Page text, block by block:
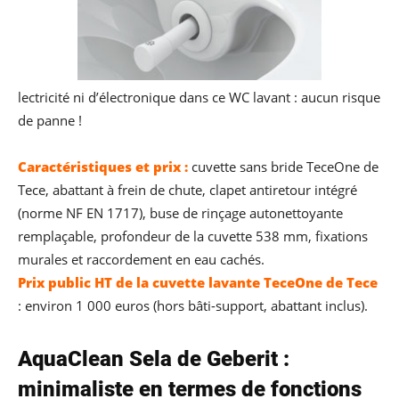
lectricité ni d’électronique dans ce WC lavant : aucun risque
de panne !
Caractéristiques et prix : cuvette sans bride TeceOne de
Tece, abattant à frein de chute, clapet antiretour intégré
(norme NF EN 1717), buse de rinçage autonettoyante
remplaçable, profondeur de la cuvette 538 mm, fixations
murales et raccordement en eau cachés.
Prix public HT de la cuvette lavante TeceOne de Tece
: environ 1 000 euros (hors bâti-support, abattant inclus).
AquaClean Sela de Geberit :
minimaliste en termes de fonctions